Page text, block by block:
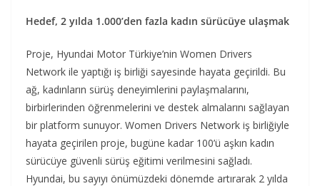
Hedef, 2 yılda 1.000’den fazla kadın sürücüye ulaşmak
Proje, Hyundai Motor Türkiye’nin Women Drivers
Network ile yaptığı iş birliği sayesinde hayata geçirildi. Bu
ağ, kadınların sürüş deneyimlerini paylaşmalarını,
birbirlerinden öğrenmelerini ve destek almalarını sağlayan
bir platform sunuyor. Women Drivers Network iş birliğiyle
hayata geçirilen proje, bugüne kadar 100’ü aşkın kadın
sürücüye güvenli sürüş eğitimi verilmesini sağladı.
Hyundai, bu sayıyı önümüzdeki dönemde artırarak 2 yılda